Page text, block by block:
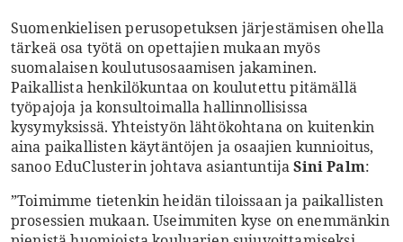
Suomenkielisen perusopetuksen järjestämisen ohella
tärkeä osa työtä on opettajien mukaan myös
suomalaisen koulutusosaamisen jakaminen.
Paikallista henkilökuntaa on koulutettu pitämällä
työpajoja ja konsultoimalla hallinnollisissa
kysymyksissä. Yhteistyön lähtökohtana on kuitenkin
aina paikallisten käytäntöjen ja osaajien kunnioitus,
sanoo EduClusterin johtava asiantuntijaSini Palm:
”Toimimme tietenkin heidän tiloissaan ja paikallisten
prosessien mukaan. Useimmiten kyse on enemmänkin